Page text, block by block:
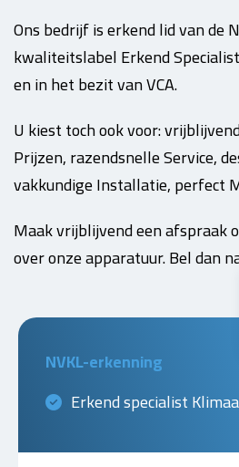
Ons bedrijf is erkend lid van de
kwaliteitslabel Erkend
en in het bezit van VCA.
U kiest toch ook voor:
Prijzen, razendsnelle Service,
vakkundige Installatie, perfect
Maak vrijblijvend een
over onze apparatuur. Bel dan
NVKL-erkenning
Erkend specialist